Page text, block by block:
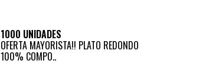
1000 UNIDADES
OFERTA MAYORISTA!! PLATO REDONDO
100% COMPO..